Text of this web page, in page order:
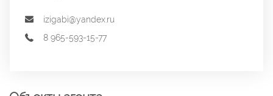
izigabi@yandex.ru
8 965-593-15-77